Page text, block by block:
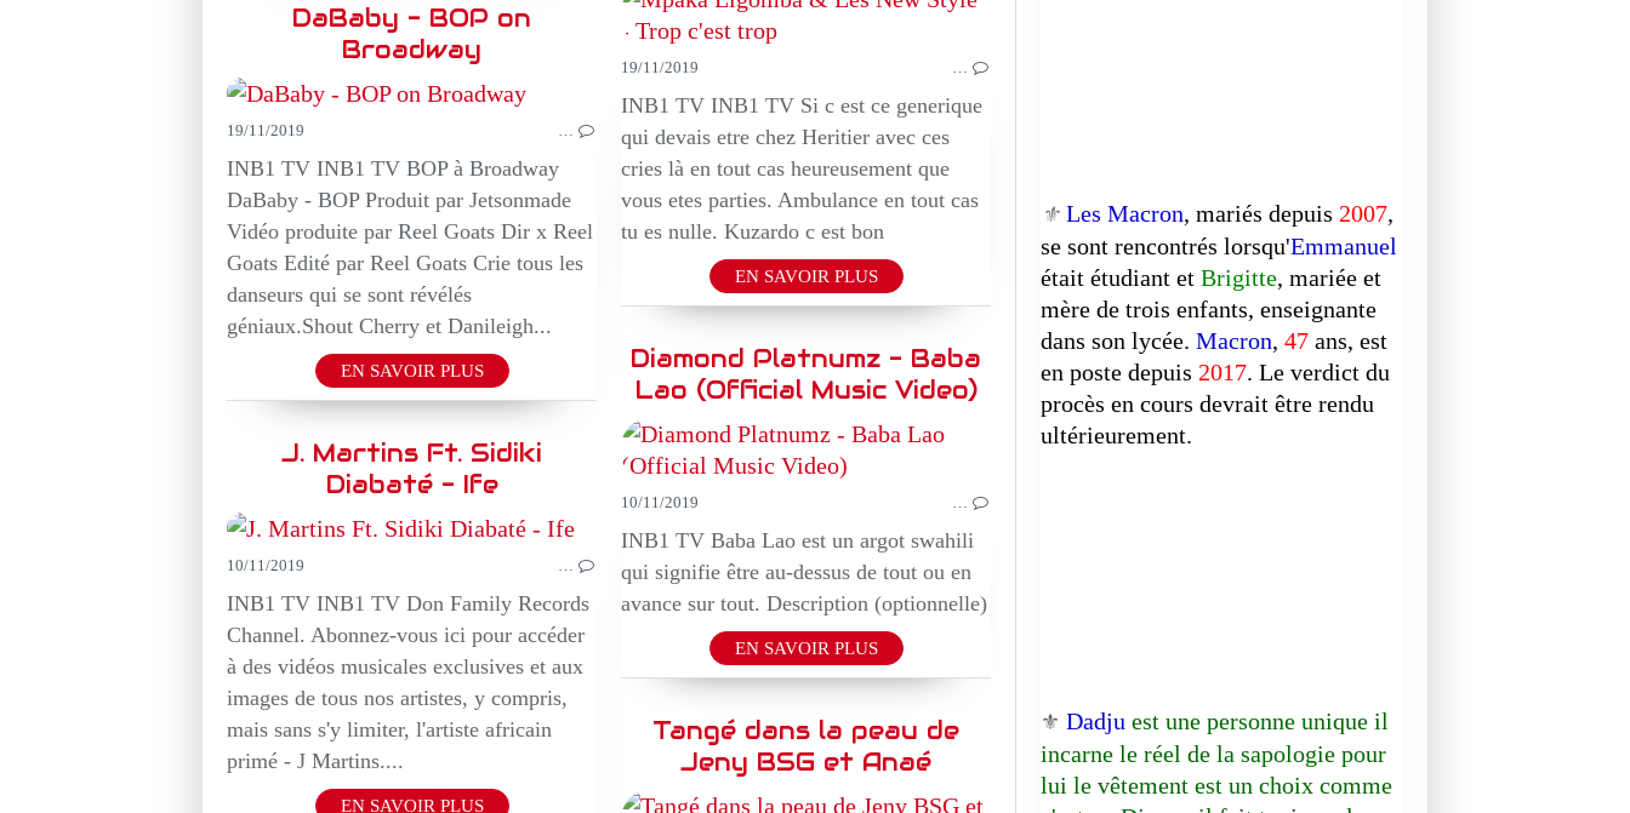
19/11/2019
INB1 TV INB1 TV Si c est ce generique
qui devais etre chez Heritier avec ces
cries là en tout cas heureusement que
vous etes parties. Ambulance en tout cas
tu es nulle. Kuzardo c est bon
EN SAVOIR PLUS
DaBaby - BOP on
Broadway
MUSIQUE
19/11/2019
INB1 TV INB1 TV BOP à Broadway
DaBaby - BOP Produit par Jetsonmade
Vidéo produite par Reel Goats Dir x Reel
Goats Edité par Reel Goats Crie tous les
danseurs qui se sont révélés
géniaux.Shout Cherry et Danileigh...
EN SAVOIR PLUS
Diamond Platnumz - Baba
Lao (Official Music Video)
10/11/2019
INB1 TV Baba Lao est un argot swahili
qui signifie être au-dessus de tout ou en
avance sur tout. Description (optionnelle)
EN SAVOIR PLUS
J. Martins Ft. Sidiki
Diabaté - Ife
MUSIQUE
10/11/2019
INB1 TV INB1 TV Don Family Records
Channel. Abonnez-vous ici pour accéder
à des vidéos musicales exclusives et aux
images de tous nos artistes, y compris,
mais sans s'y limiter, l'artiste africain
primé - J Martins....
EN SAVOIR PLUS
Tangé dans la peau de
Jeny BSG et Anaé
⚜️ Les Macron, mariés depuis 2007,
se sont rencontrés lorsqu'Emmanuel
était étudiant et Brigitte, mariée et
mère de trois enfants, enseignante
dans son lycée. Macron, 47 ans, est
en poste depuis 2017. Le verdict du
procès en cours devrait être rendu
ultérieurement.
⚜️ Dadju est une personne unique il
incarne le réel de la sapologie pour
lui le vêtement est un choix comme